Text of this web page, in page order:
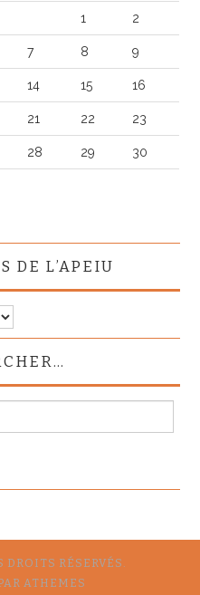
1 2
7 8 9
14 15 16
21 22 23
28 29 30
DE L’APEIU
RÉSERVÉS.
ATHEMES